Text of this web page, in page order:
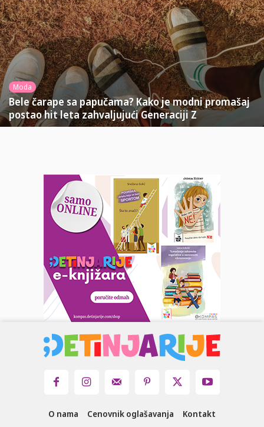
Moda
Bele čarape sa papučama? Kako je modni promašaj
postao hit leta zahvaljujući Generaciji Z
O nama Cenovnik oglašavanja Kontakt